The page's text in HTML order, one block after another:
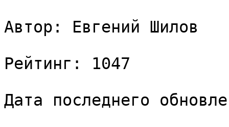
Автор: Евгений Шилов
Рейтинг: 1047
Дата последнего